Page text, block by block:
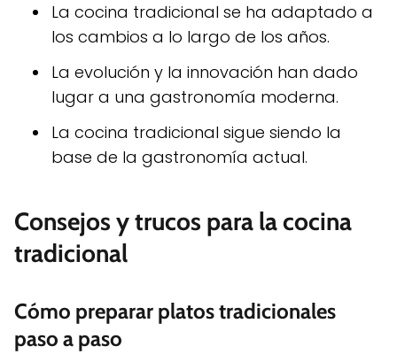
La cocina tradicional se ha adaptado a
los cambios a lo largo de los años.
La evolución y la innovación han dado
lugar a una gastronomía moderna.
La cocina tradicional sigue siendo la
base de la gastronomía actual.
Consejos y trucos para la cocina
tradicional
Cómo preparar platos tradicionales
paso a paso